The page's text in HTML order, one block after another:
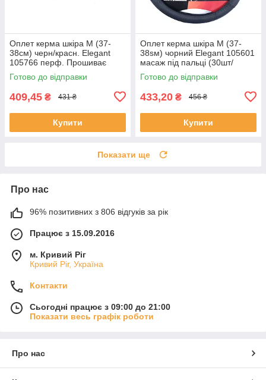
Оплет керма шкіра М (37-
38см) черн/красн. Elegant
105766 перф. Прошиває
фарбою (30шт/священ)
Готово до відправки
409,45 ₴ 431 ₴
Купити
Оплет керма шкіра М (37-
38sм) чорний Elegant 105601
масаж під пальці (30шт/
священ)
Готово до відправки
433,20 ₴ 456 ₴
Купити
Показати ще
Про нас
96% позитивних з 806 відгуків за рік
Працює з 15.09.2016
м. Кривий Ріг
Кривий Ріг, Україна
Контакти
Сьогодні працює з 09:00 до 21:00
Показати весь графік роботи
Про нас